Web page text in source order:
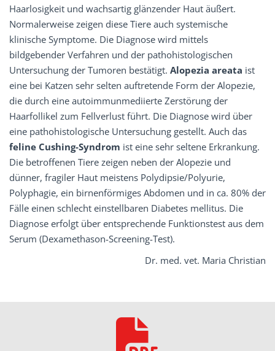
Haarlosigkeit und wachsartig glänzender Haut äußert.
Normalerweise zeigen diese Tiere auch systemische
klinische Symptome. Die Diagnose wird mittels
bildgebender Verfahren und der pathohistologischen
Untersuchung der Tumoren bestätigt. Alopezia areata ist
eine bei Katzen sehr selten auftretende Form der Alopezie,
die durch eine autoimmunmediierte Zerstörung der
Haarfollikel zum Fellverlust führt. Die Diagnose wird über
eine pathohistologische Untersuchung gestellt. Auch das
feline Cushing-Syndrom ist eine sehr seltene Erkrankung.
Die betroffenen Tiere zeigen neben der Alopezie und
dünner, fragiler Haut meistens Polydipsie/Polyurie,
Polyphagie, ein birnenförmiges Abdomen und in ca. 80% der
Fälle einen schlecht einstellbaren Diabetes mellitus. Die
Diagnose erfolgt über entsprechende Funktionstest aus dem
Serum (Dexamethason-Screening-Test).
Dr. med. vet. Maria Christian